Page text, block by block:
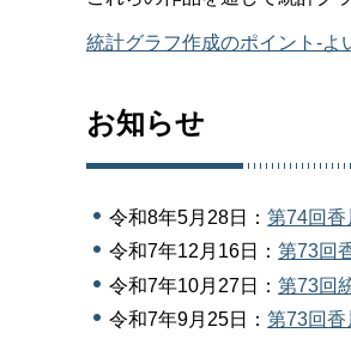
統計グラフ作成のポイント-よ
お知らせ
令和8年5月28日：第74回香
令和7年12月16日：第73回
令和7年10月27日：第73回
令和7年9月25日：第73回